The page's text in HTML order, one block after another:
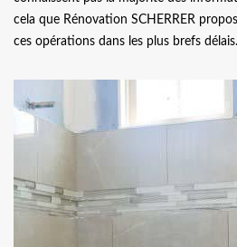
cela que Rénovation SCHERRER
ces opérations dans les plus brefs délais.